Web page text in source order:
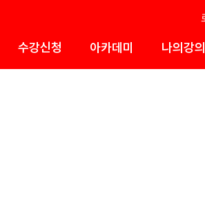
수강신청 아카데미 나의강